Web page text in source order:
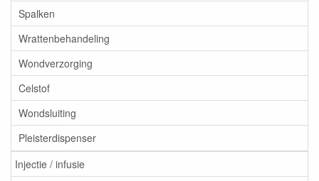
Spalken
Wrattenbehandeling
Wondverzorging
Celstof
Wondsluiting
Pleisterdispenser
Injectie / infusie